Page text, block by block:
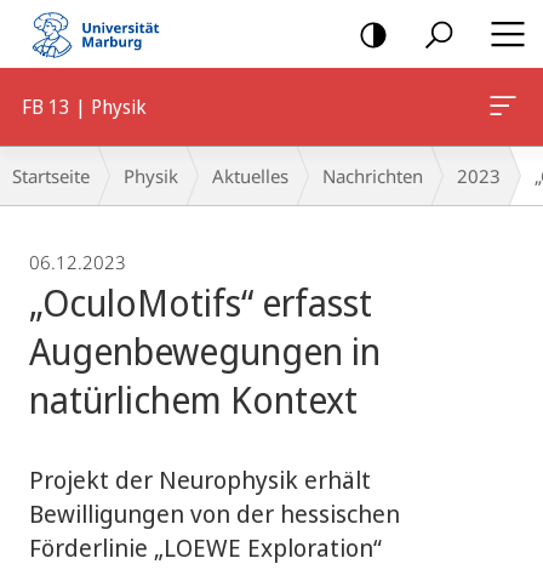
Mobile-
Navigation
FB 13 | Physik
Breadcrumb-
Navigation
Startseite Physik Aktuelles Nachrichten 2023
06.12.2023
„OculoMotifs“ erfasst
Augenbewegungen in
natürlichem Kontext
Projekt der Neurophysik erhält
Bewilligungen von der hessischen
Förderlinie „LOEWE Exploration“